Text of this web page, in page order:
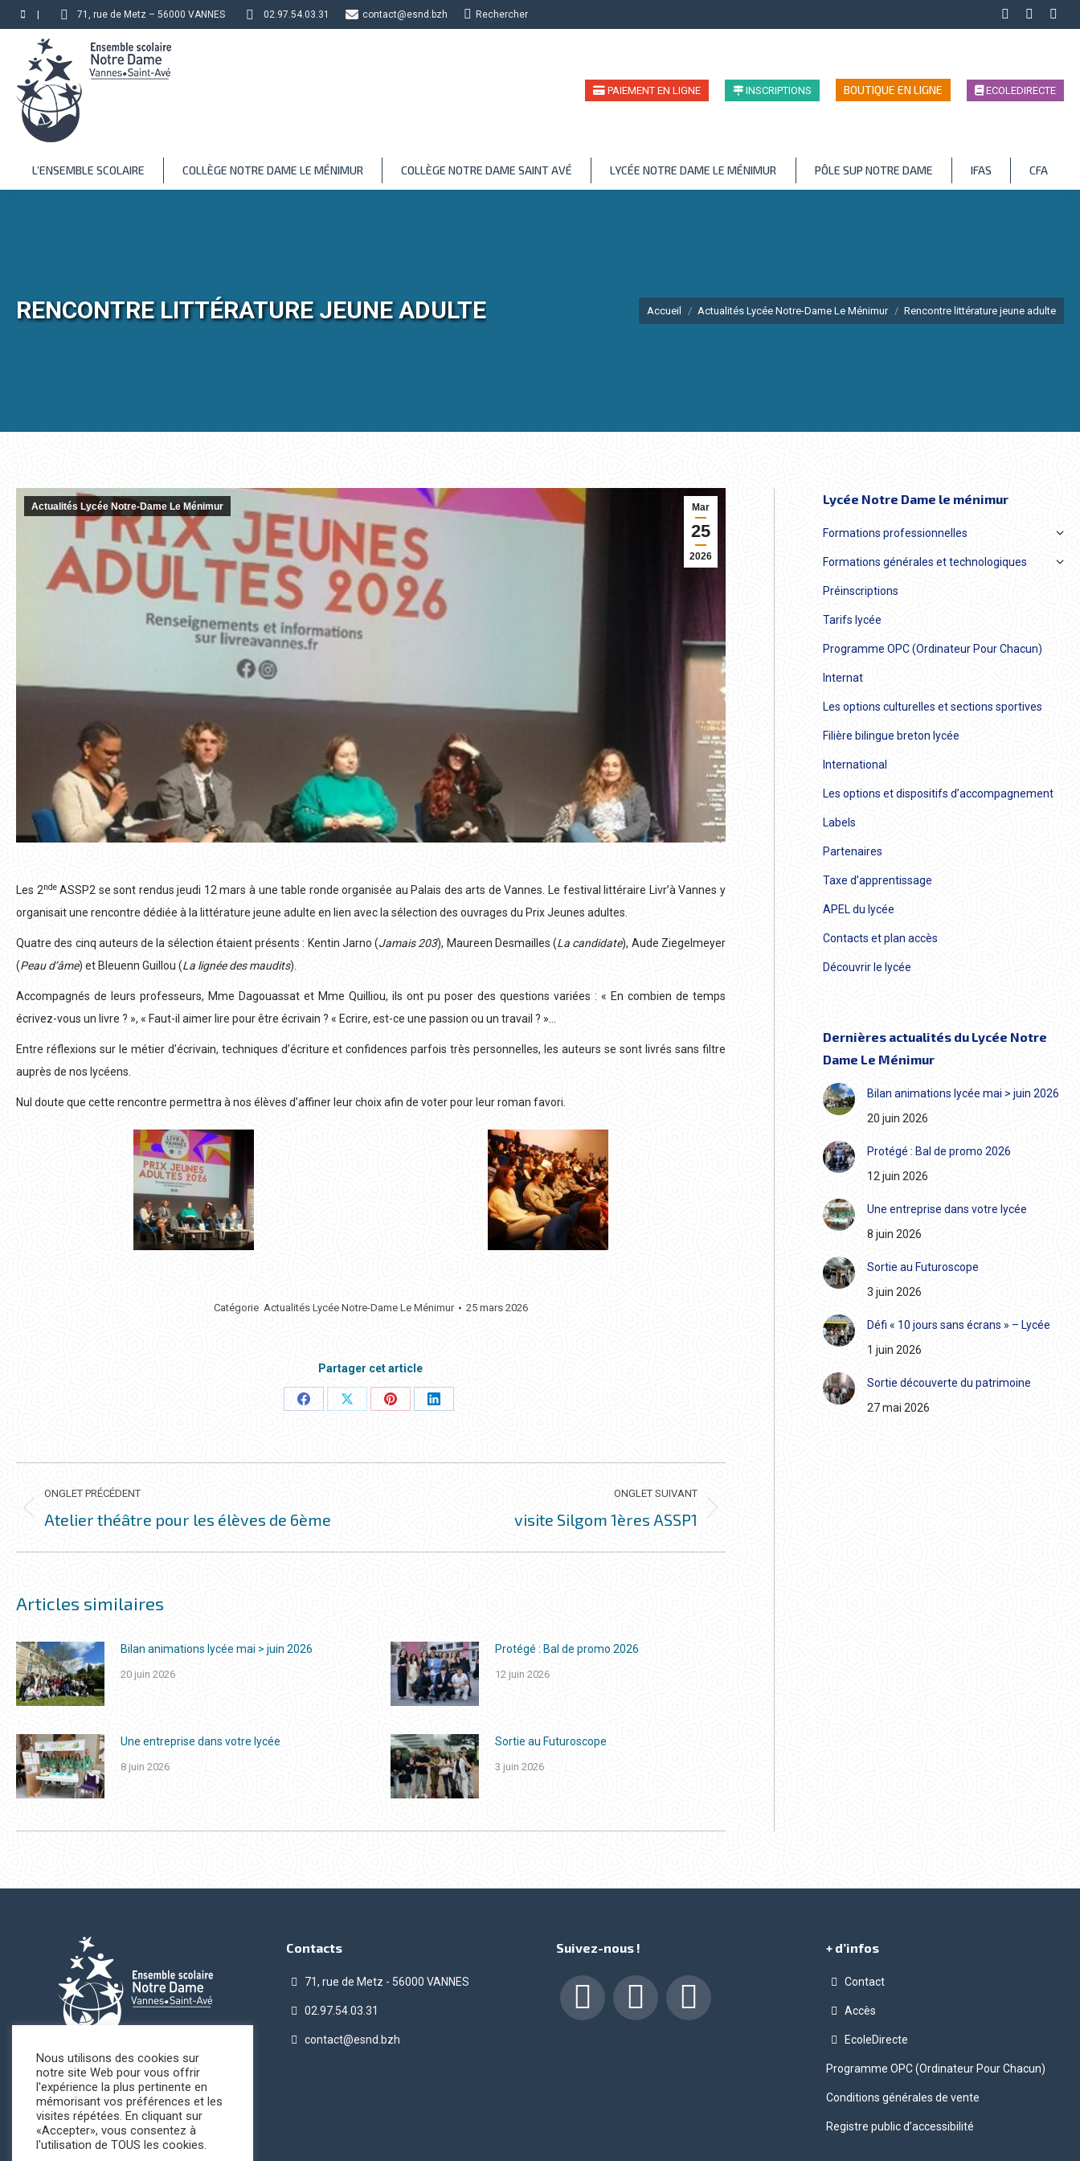
71, rue de Metz – 56000 VANNES 02.97.54.03.31 contact@esnd.bzh Recherche
Rechercher
in
in
in
PAIEMENT EN LIGNE INSCRIPTIONS BOUTIQUE EN LIGNE ECOLEDIRECTE
L’ENSEMBLE SCOLAIRE COLLÈGE NOTRE DAME LE MÉNIMUR COLLÈGE NOTRE DAME SAINT AVÉ LYCÉE NOTRE DAME LE MÉNIMUR PÔLE SUP NOTRE DAME IFAS CFA
RENCONTRE LITTÉRATURE JEUNE ADULTE Vous êtes ici :
Accueil Actualités Lycée Notre-Dame Le Ménimur Rencontre littérature jeune adulte
Mar
25
2026
Actualités Lycée Notre-Dame Le Ménimur
Les 2ndeASSP2 se sont rendus jeudi 12 mars à une table ronde organisée au Palais des arts de Vannes. Le festival littéraire Livr’à Vannes y
organisait une rencontre dédiée à la littérature jeune adulte en lien avec la sélection des ouvrages du Prix Jeunes adultes.
Quatre des cinq auteurs de la sélection étaient présents : Kentin Jarno (Jamais 203), Maureen Desmailles (La candidate), Aude Ziegelmeyer
(Peau d’âme) et Bleuenn Guillou (La lignée des maudits).
Accompagnés de leurs professeurs, Mme Dagouassat et Mme Quilliou, ils ont pu poser des questions variées : « En combien de temps
écrivez-vous un livre ? », « Faut-il aimer lire pour être écrivain ? « Ecrire, est-ce une passion ou un travail ? »…
Entre réflexions sur le métier d’écrivain, techniques d’écriture et confidences parfois très personnelles, les auteurs se sont livrés sans filtre
auprès de nos lycéens.
Nul doute que cette rencontre permettra à nos élèves d’affiner leur choix afin de voter pour leur roman favori.
Catégorie Actualités Lycée Notre-Dame Le Ménimur 25 mars 2026
Partager cet article
PartagerPartagerPartagerPartager
NAVIGATION
DE
COMMENTAIRE
ONGLET PRÉCÉDENT
Onglet
Atelier théâtre pour les élèves de 6ème
ONGLET SUIVANT
visite Silgom 1ères ASSP1
Articles similaires
Bilan animations lycée mai > juin 2026
20 juin 2026
Protégé : Bal de promo 2026
12 juin 2026
Une entreprise dans votre lycée
8 juin 2026
Sortie au Futuroscope
3 juin 2026
Lycée Notre Dame le ménimur
Formations professionnelles
Formations générales et technologiques
Préinscriptions
Tarifs lycée
Programme OPC (Ordinateur Pour Chacun)
Internat
Les options culturelles et sections sportives
Filière bilingue breton lycée
International
Les options et dispositifs d’accompagnement
Labels
Partenaires
Taxe d’apprentissage
APEL du lycée
Contacts et plan accès
Découvrir le lycée
Dernières actualités du Lycée Notre
Dame Le Ménimur
Bilan animations lycée mai > juin 2026
20 juin 2026
Protégé : Bal de promo 2026
12 juin 2026
Une entreprise dans votre lycée
8 juin 2026
Sortie au Futuroscope
3 juin 2026
Défi « 10 jours sans écrans » – Lycée
1 juin 2026
Sortie découverte du patrimoine
27 mai 2026
Contacts
71, rue de Metz - 56000 VANNES
02.97.54.03.31
contact@esnd.bzh
Suivez-nous !
Facebook LinkedIn Instagram
+ d’infos
Contact
Accès
EcoleDirecte
Programme OPC (Ordinateur Pour Chacun)
Conditions générales de vente
Registre public d’accessibilité
Nous utilisons des cookies sur
notre site Web pour vous offrir
l'expérience la plus pertinente en
mémorisant vos préférences et les
visites répétées. En cliquant sur
«Accepter», vous consentez à
l'utilisation de TOUS les cookies.